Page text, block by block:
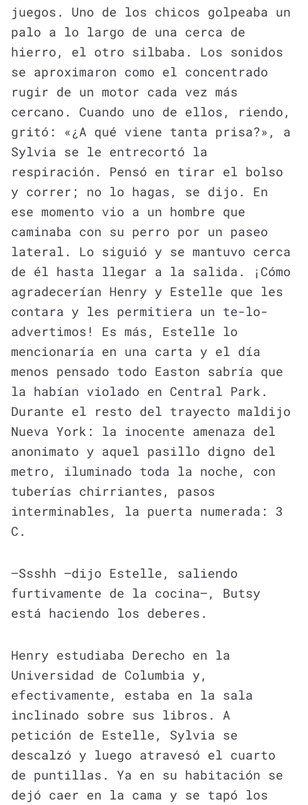
juegos. Uno de los chicos golpeaba un
palo a lo largo de una cerca de
hierro, el otro silbaba. Los sonidos
se aproximaron como el concentrado
rugir de un motor cada vez más
cercano. Cuando uno de ellos, riendo,
gritó: «¿A qué viene tanta prisa?», a
Sylvia se le entrecortó la
respiración. Pensó en tirar el bolso
y correr; no lo hagas, se dijo. En
ese momento vio a un hombre que
caminaba con su perro por un paseo
lateral. Lo siguió y se mantuvo cerca
de él hasta llegar a la salida. ¡Cómo
agradecerían Henry y Estelle que les
contara y les permitiera un te-lo-
advertimos! Es más, Estelle lo
mencionaría en una carta y el día
menos pensado todo Easton sabría que
la habían violado en Central Park.
Durante el resto del trayecto maldijo
Nueva York: la inocente amenaza del
anonimato y aquel pasillo digno del
metro, iluminado toda la noche, con
tuberías chirriantes, pasos
interminables, la puerta numerada: 3
C.
—Ssshh —dijo Estelle, saliendo
furtivamente de la cocina—, Butsy
está haciendo los deberes.
Henry estudiaba Derecho en la
Universidad de Columbia y,
efectivamente, estaba en la sala
inclinado sobre sus libros. A
petición de Estelle, Sylvia se
descalzó y luego atravesó el cuarto
de puntillas. Ya en su habitación se
dejó caer en la cama y se tapó los